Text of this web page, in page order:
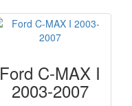
Ford C-MAX I
2003-2007